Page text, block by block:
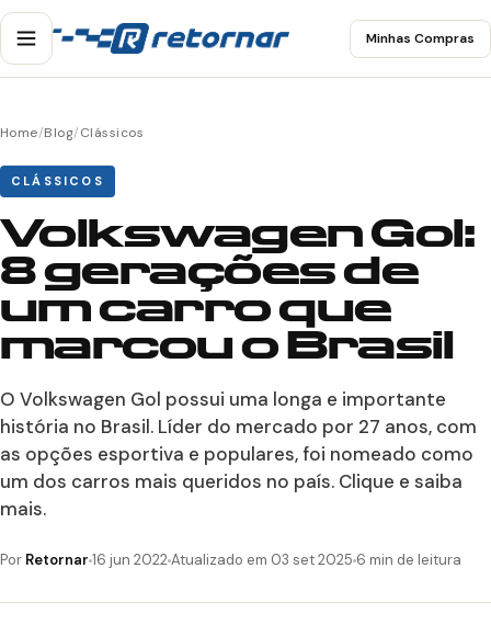
Minhas Compras
Home/Blog/Clássicos
CLÁSSICOS
Volkswagen Gol:
8 gerações de
um carro que
marcou o Brasil
O Volkswagen Gol possui uma longa e importante
história no Brasil. Líder do mercado por 27 anos, com
as opções esportiva e populares, foi nomeado como
um dos carros mais queridos no país. Clique e saiba
mais.
Por Retornar 16 jun 2022Atualizado em 03 set 2025 6 min de leitura